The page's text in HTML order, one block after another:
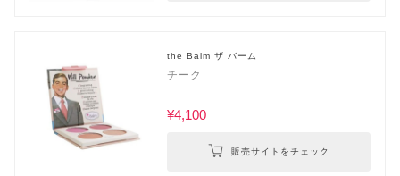
the Balm ザ バーム
チーク
¥4,100
販売サイトをチェック